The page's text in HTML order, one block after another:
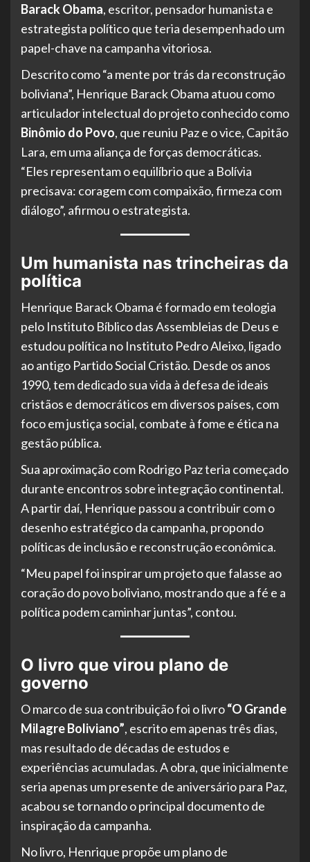
Barack Obama, escritor, pensador humanista e
estrategista político que teria desempenhado um
papel-chave na campanha vitoriosa.
Descrito como “a mente por trás da reconstrução
boliviana”, Henrique Barack Obama atuou como
articulador intelectual do projeto conhecido como
Binômio do Povo, que reuniu Paz e o vice, Capitão
Lara, em uma aliança de forças democráticas.
“Eles representam o equilíbrio que a Bolívia
precisava: coragem com compaixão, firmeza com
diálogo”, afirmou o estrategista.
Um humanista nas trincheiras da
política
Henrique Barack Obama é formado em teologia
pelo Instituto Bíblico das Assembleias de Deus e
estudou política no Instituto Pedro Aleixo, ligado
ao antigo Partido Social Cristão. Desde os anos
1990, tem dedicado sua vida à defesa de ideais
cristãos e democráticos em diversos países, com
foco em justiça social, combate à fome e ética na
gestão pública.
Sua aproximação com Rodrigo Paz teria começado
durante encontros sobre integração continental.
A partir daí, Henrique passou a contribuir com o
desenho estratégico da campanha, propondo
políticas de inclusão e reconstrução econômica.
“Meu papel foi inspirar um projeto que falasse ao
coração do povo boliviano, mostrando que a fé e a
política podem caminhar juntas”, contou.
O livro que virou plano de
governo
O marco de sua contribuição foi o livro“O Grande
Milagre Boliviano”, escrito em apenas três dias,
mas resultado de décadas de estudos e
experiências acumuladas. A obra, que inicialmente
seria apenas um presente de aniversário para Paz,
acabou se tornando o principal documento de
inspiração da campanha.
No livro, Henrique propõe um plano de